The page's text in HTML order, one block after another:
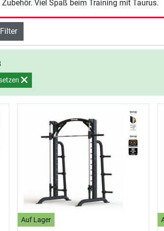
Viel Spaß beim Training mit Taurus.
filtern
Filter
Auf Lager